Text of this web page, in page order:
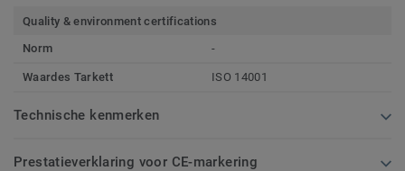
Quality & environment certifications
Norm
-
Waardes Tarkett ISO 14001
Technische kenmerken
Prestatieverklaring voor CE-markering